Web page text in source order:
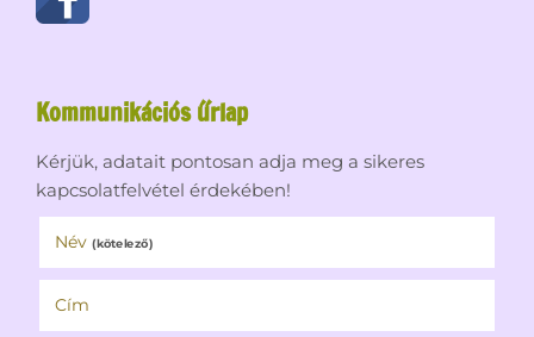
Kommunikációs űrlap
Kérjük, adatait pontosan adja meg a sikeres
kapcsolatfelvétel érdekében!
Név (kötelező)
Cím